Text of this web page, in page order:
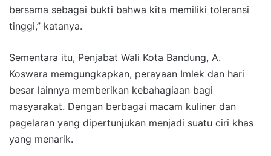
bersama sebagai bukti bahwa kita memiliki toleransi
tinggi,” katanya.
Sementara itu, Penjabat Wali Kota Bandung, A.
Koswara memgungkapkan, perayaan Imlek dan hari
besar lainnya memberikan kebahagiaan bagi
masyarakat. Dengan berbagai macam kuliner dan
pagelaran yang dipertunjukan menjadi suatu ciri khas
yang menarik.